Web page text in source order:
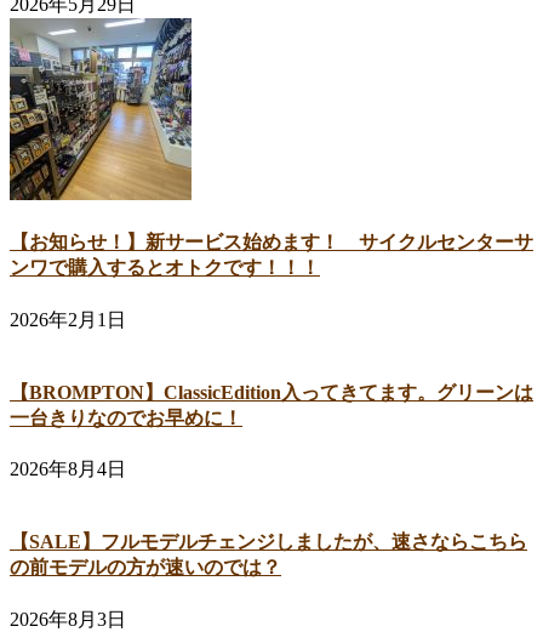
2026年5月29日
【お知らせ！】新サービス始めます！ サイクルセンターサ
ンワで購入するとオトクです！！！
2026年2月1日
【BROMPTON】ClassicEdition入ってきてます。グリーンは
一台きりなのでお早めに！
2026年8月4日
【SALE】フルモデルチェンジしましたが、速さならこちら
の前モデルの方が速いのでは？
2026年8月3日